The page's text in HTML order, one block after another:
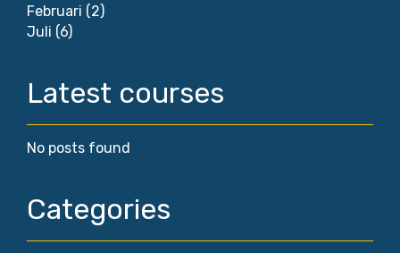
Februari (2)
Juli (6)
Latest courses
No posts found
Categories